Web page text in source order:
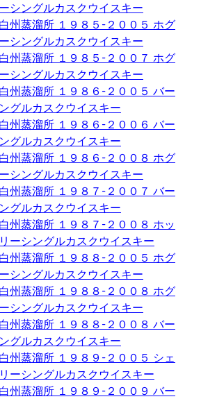
シングルカスクウイスキー
州蒸溜所 １９８５-２００５ ホグ
シングルカスクウイスキー
州蒸溜所 １９８５-２００７ ホグ
シングルカスクウイスキー
州蒸溜所 １９８６-２００５ バー
グルカスクウイスキー
州蒸溜所 １９８６-２００６ バー
グルカスクウイスキー
州蒸溜所 １９８６-２００８ ホグ
シングルカスクウイスキー
州蒸溜所 １９８７-２００７ バー
グルカスクウイスキー
州蒸溜所 １９８７-２００８ ホッ
ーシングルカスクウイスキー
州蒸溜所 １９８８-２００５ ホグ
シングルカスクウイスキー
州蒸溜所 １９８８-２００８ ホグ
シングルカスクウイスキー
州蒸溜所 １９８８-２００８ バー
グルカスクウイスキー
州蒸溜所 １９８９-２００５ シェ
ーシングルカスクウイスキー
州蒸溜所 １９８９-２００９ バー